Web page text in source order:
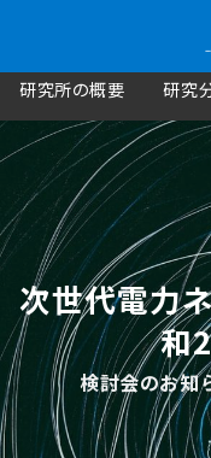
研究所の概要 研究
次世代電力
和
検討会のお知